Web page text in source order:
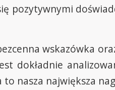
pozytywnymi
wskazówka
dokładnie
nasza największa